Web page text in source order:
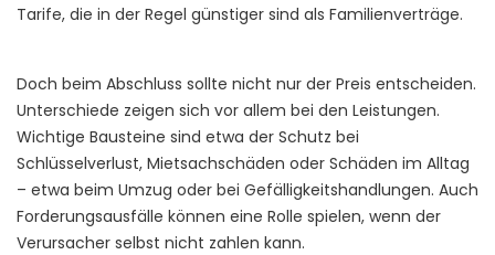
Tarife, die in der Regel günstiger sind als Familienverträge.
Doch beim Abschluss sollte nicht nur der Preis entscheiden.
Unterschiede zeigen sich vor allem bei den Leistungen.
Wichtige Bausteine sind etwa der Schutz bei
Schlüsselverlust, Mietsachschäden oder Schäden im Alltag
– etwa beim Umzug oder bei Gefälligkeitshandlungen. Auch
Forderungsausfälle können eine Rolle spielen, wenn der
Verursacher selbst nicht zahlen kann.